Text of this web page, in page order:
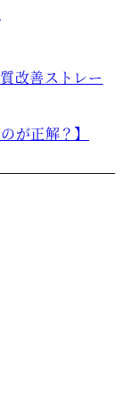
改善ストレー
が正解？】